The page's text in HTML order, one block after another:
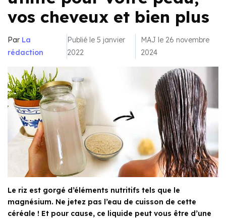
vos cheveux et bien plus
Par La
rédaction
Publié le 5 janvier
2022
MAJ le 26 novembre
2024
Le riz est gorgé d’éléments nutritifs tels que le
magnésium. Ne jetez pas l’eau de cuisson de cette
céréale ! Et pour cause, ce liquide peut vous être d’une